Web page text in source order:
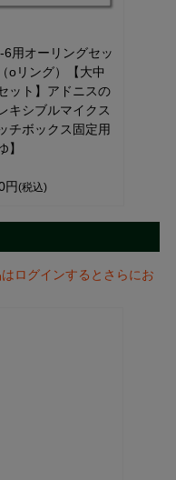
6用オーリングセッ
oリング）【大中
ット】アドニスの
キシブルマイクス
チボックス固定用
】
円 (税込)
ログインするとさらにお